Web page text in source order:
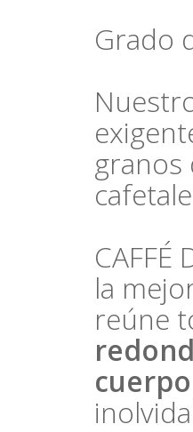
Grado
granos
la
reúne
cuerpo